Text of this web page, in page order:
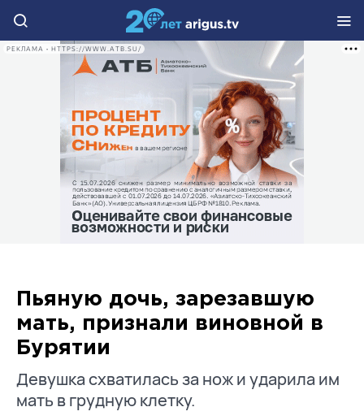
РЕКЛАМА • HTTPS://WWW.ATB.SU/
Пьяную дочь, зарезавшую
мать, признали виновной в
Бурятии
Девушка схватилась за нож и ударила им
мать в грудную клетку.